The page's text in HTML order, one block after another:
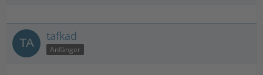
tafkad
Anfänger